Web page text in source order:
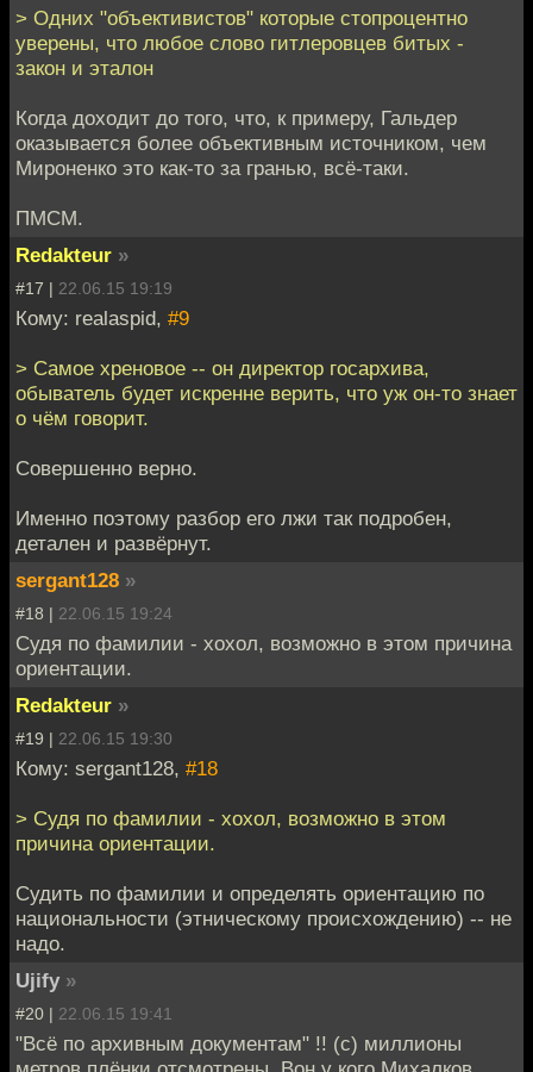
> Одних "объективистов" которые стопроцентно
уверены, что любое слово гитлеровцев битых -
закон и эталон
Когда доходит до того, что, к примеру, Гальдер
оказывается более объективным источником, чем
Мироненко это как-то за гранью, всё-таки.
ПМСМ.
Redakteur »
#17 | 22.06.15 19:19
Кому: realaspid, #9
> Самое хреновое -- он директор госархива,
обыватель будет искренне верить, что уж он-то знает
о чём говорит.
Совершенно верно.
Именно поэтому разбор его лжи так подробен,
детален и развёрнут.
sergant128 »
#18 | 22.06.15 19:24
Судя по фамилии - хохол, возможно в этом причина
ориентации.
Redakteur »
#19 | 22.06.15 19:30
Кому: sergant128, #18
> Судя по фамилии - хохол, возможно в этом
причина ориентации.
Судить по фамилии и определять ориентацию по
национальности (этническому происхождению) -- не
надо.
Ujify »
#20 | 22.06.15 19:41
"Всё по архивным документам" !! (с) миллионы